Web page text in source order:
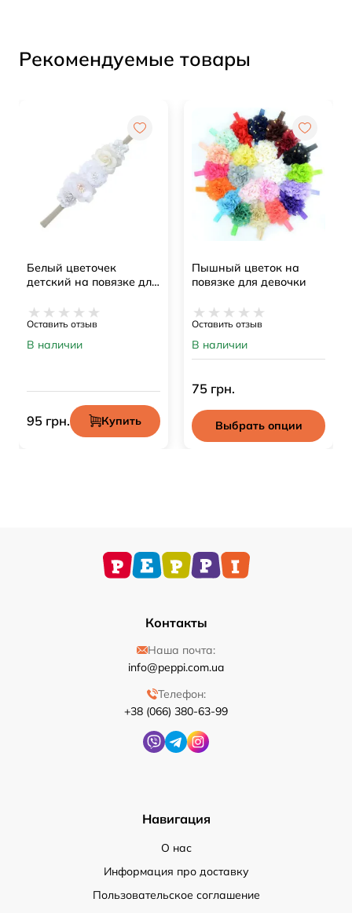
Рекомендуемые товары
Белый цветочек
детский на повязке для
Оставить отзыв
В наличии
95 грн. Купить
Пышный цветок на
повязке для девочки
Оставить отзыв
В наличии
75 грн.
Выбрать опции
Контакты
Наша почта:
info@peppi.com.ua
Телефон:
+38 (066) 380-63-99
Навигация
О нас
Информация про доставку
Пользовательское соглашение